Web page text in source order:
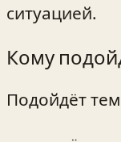
ситуацией.
Кому
Подойдёт